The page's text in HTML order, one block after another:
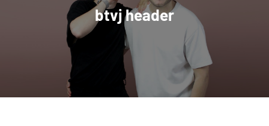
btvj header